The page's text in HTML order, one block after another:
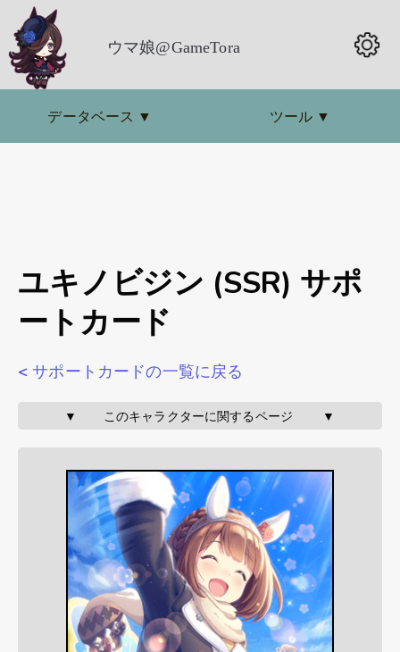
ウマ娘@GameTora
データベース ▼ ツール ▼
ユキノビジン (SSR) サポ
ートカード
< サポートカードの一覧に戻る
▼       このキャラクターに関するページ        ▼